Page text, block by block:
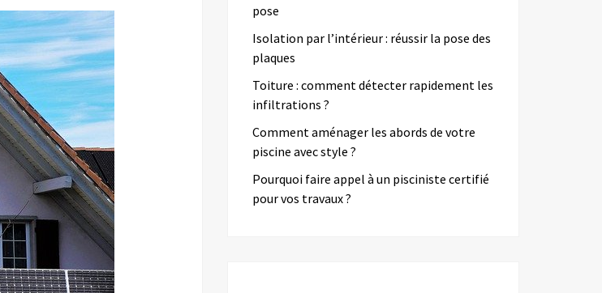
pose
Isolation par l’intérieur : réussir la pose des
plaques
Toiture : comment détecter rapidement les
infiltrations ?
Comment aménager les abords de votre
piscine avec style ?
Pourquoi faire appel à un pisciniste certifié
pour vos travaux ?